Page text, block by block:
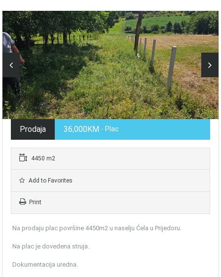
Prodaja 36,000KM - Plac
4450 m2
Add to Favorites
Print
Na prodaju plac površine 4450m2 u naselju Ćela u Prijedoru.
Na plac je dovedena struja.
Dokumentacija uredna.